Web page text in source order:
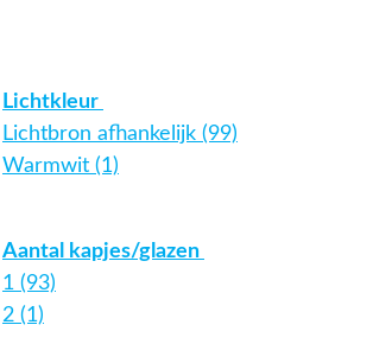
Lichtkleur
Lichtbron afhankelijk (99)
Warmwit (1)
Aantal kapjes/glazen
1 (93)
2 (1)